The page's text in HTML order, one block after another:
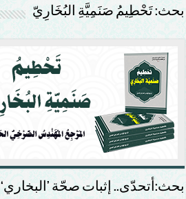
بحث: تَحْطِيمُ صَنَمِيَّةِ البُخَارِيّ
بحث:أتحدّى.. إثبات صحّة ’البخاري‘